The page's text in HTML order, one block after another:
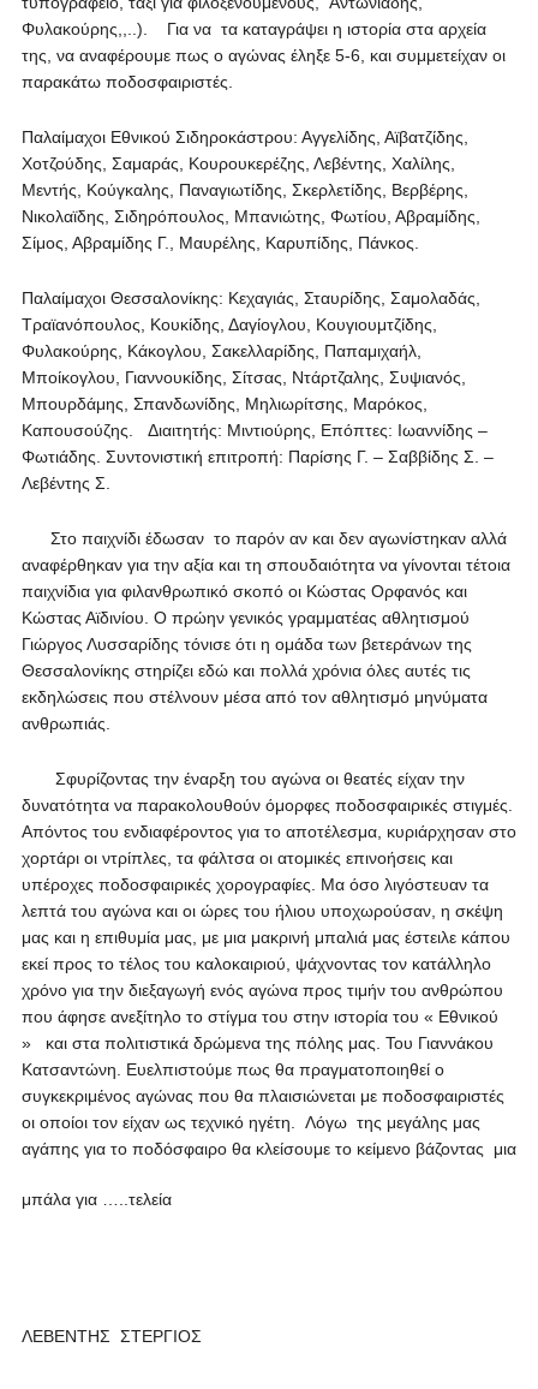
Φυλακούρης,,..). Για να τα καταγράψει η ιστορία στα αρχεία
της, να αναφέρουμε πως ο αγώνας έληξε 5-6, και συμμετείχαν οι
παρακάτω ποδοσφαιριστές.
Παλαίμαχοι Εθνικού Σιδηροκάστρου: Αγγελίδης, Αϊβατζίδης,
Χοτζούδης, Σαμαράς, Κουρουκερέζης, Λεβέντης, Χαλίλης,
Μεντής, Κούγκαλης, Παναγιωτίδης, Σκερλετίδης, Βερβέρης,
Νικολαϊδης, Σιδηρόπουλος, Μπανιώτης, Φωτίου, Αβραμίδης,
Σίμος, Αβραμίδης Γ., Μαυρέλης, Καρυπίδης, Πάνκος.
Παλαίμαχοι Θεσσαλονίκης: Κεχαγιάς, Σταυρίδης, Σαμολαδάς,
Τραϊανόπουλος, Κουκίδης, Δαγίογλου, Κουγιουμτζίδης,
Φυλακούρης, Κάκογλου, Σακελλαρίδης, Παπαμιχαήλ,
Μποίκογλου, Γιαννουκίδης, Σίτσας, Ντάρτζαλης, Συψιανός,
Μπουρδάμης, Σπανδωνίδης, Μηλιωρίτσης, Μαρόκος,
Καπουσούζης. Διαιτητής: Μιντιούρης, Επόπτες: Ιωαννίδης –
Φωτιάδης. Συντονιστική επιτροπή: Παρίσης Γ. – Σαββίδης Σ. –
Λεβέντης Σ.
Στο παιχνίδι έδωσαν το παρόν αν και δεν αγωνίστηκαν αλλά
αναφέρθηκαν για την αξία και τη σπουδαιότητα να γίνονται τέτοια
παιχνίδια για φιλανθρωπικό σκοπό οι Κώστας Ορφανός και
Κώστας Αϊδινίου. Ο πρώην γενικός γραμματέας αθλητισμού
Γιώργος Λυσσαρίδης τόνισε ότι η ομάδα των βετεράνων της
Θεσσαλονίκης στηρίζει εδώ και πολλά χρόνια όλες αυτές τις
εκδηλώσεις που στέλνουν μέσα από τον αθλητισμό μηνύματα
ανθρωπιάς.
Σφυρίζοντας την έναρξη του αγώνα οι θεατές είχαν την
δυνατότητα να παρακολουθούν όμορφες ποδοσφαιρικές στιγμές.
Απόντος του ενδιαφέροντος για το αποτέλεσμα, κυριάρχησαν στο
χορτάρι οι ντρίπλες, τα φάλτσα οι ατομικές επινοήσεις και
υπέροχες ποδοσφαιρικές χορογραφίες. Μα όσο λιγόστευαν τα
λεπτά του αγώνα και οι ώρες του ήλιου υποχωρούσαν, η σκέψη
μας και η επιθυμία μας, με μια μακρινή μπαλιά μας έστειλε κάπου
εκεί προς το τέλος του καλοκαιριού, ψάχνοντας τον κατάλληλο
χρόνο για την διεξαγωγή ενός αγώνα προς τιμήν του ανθρώπου
που άφησε ανεξίτηλο το στίγμα του στην ιστορία του « Εθνικού
» και στα πολιτιστικά δρώμενα της πόλης μας. Του Γιαννάκου
Κατσαντώνη. Ευελπιστούμε πως θα πραγματοποιηθεί ο
συγκεκριμένος αγώνας που θα πλαισιώνεται με ποδοσφαιριστές
οι οποίοι τον είχαν ως τεχνικό ηγέτη. Λόγω της μεγάλης μας
αγάπης για το ποδόσφαιρο θα κλείσουμε το κείμενο βάζοντας μια
μπάλα για …..τελεία
ΛΕΒΕΝΤΗΣ ΣΤΕΡΓΙΟΣ